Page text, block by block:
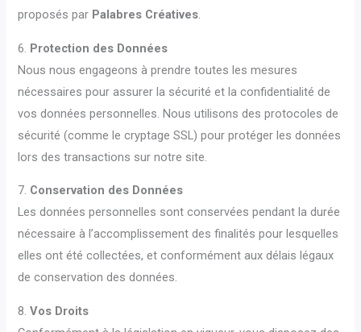
proposés par Palabres Créatives.
6. Protection des Données
Nous nous engageons à prendre toutes les mesures
nécessaires pour assurer la sécurité et la confidentialité de
vos données personnelles. Nous utilisons des protocoles de
sécurité (comme le cryptage SSL) pour protéger les données
lors des transactions sur notre site.
7. Conservation des Données
Les données personnelles sont conservées pendant la durée
nécessaire à l’accomplissement des finalités pour lesquelles
elles ont été collectées, et conformément aux délais légaux
de conservation des données.
8.Vos Droits